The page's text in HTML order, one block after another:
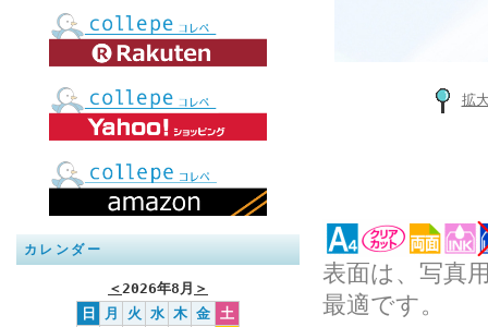
カレンダー
＜ 2026年8月 ＞
日
月 火 水 木 金
土
拡
表面は、写真
最適です。